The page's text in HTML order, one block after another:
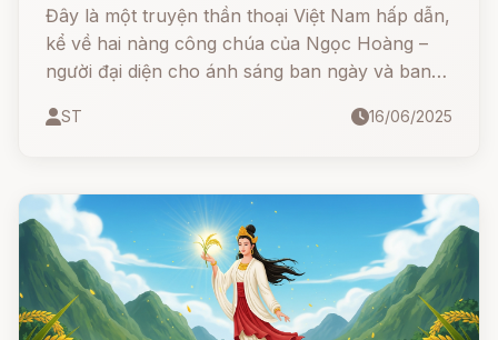
Đây là một truyện thần thoại Việt Nam hấp dẫn,
kể về hai nàng công chúa của Ngọc Hoàng –
người đại diện cho ánh sáng ban ngày và ban
có ngày ngắn ngày dài, vì sao trăng tròn trăng
ST 16/06/2025